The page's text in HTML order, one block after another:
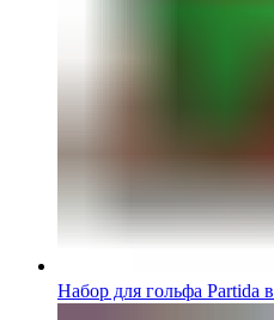
Набор для гольфа Partida